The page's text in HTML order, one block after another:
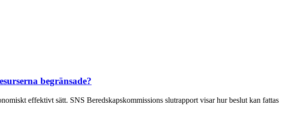
begränsade?
effektivt sätt. SNS Beredskapskommissions slutrapport visar hur beslut kan fattas